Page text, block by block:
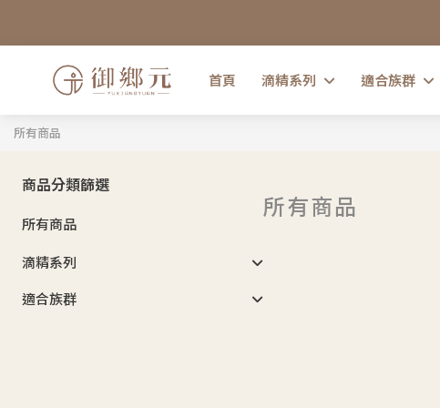
首頁 滴精系列 適合族群
所有商品
商品分類篩選
所有商品
滴精系列
適合族群
所有商品